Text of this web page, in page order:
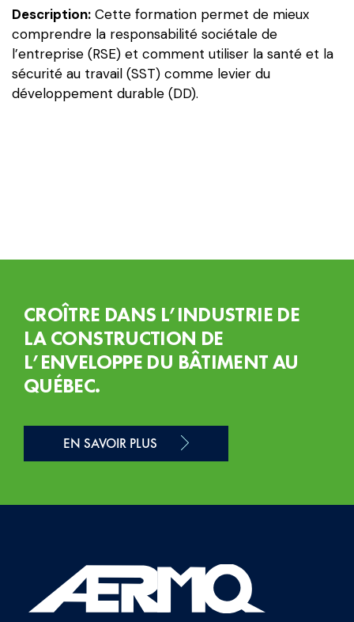
durable
(DD)
Description: Cette formation permet de mieux
comprendre la responsabilité sociétale de
l’entreprise (RSE) et comment utiliser la santé et la
sécurité au travail (SST) comme levier du
développement durable (DD).
CROÎTRE DANS L’INDUSTRIE DE
LA CONSTRUCTION DE
L’ENVELOPPE DU BÂTIMENT AU
QUÉBEC.
EN SAVOIR PLUS